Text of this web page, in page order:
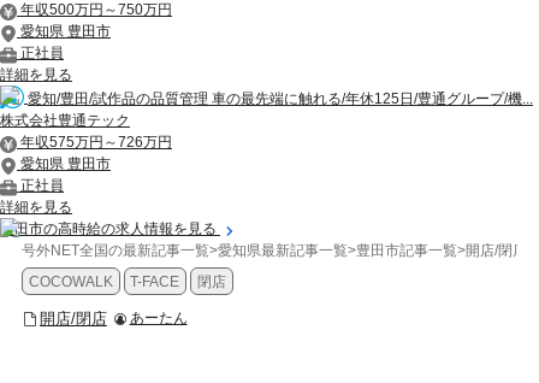
年収500万円～750万円
愛知県 豊田市
正社員
詳細を見る
愛知/豊田/試作品の品質管理 車の最先端に触れる/年休125日/豊通グループ/機...
株式会社豊通テック
年収575万円～726万円
愛知県 豊田市
正社員
詳細を見る
豊田市の高時給の求人情報を見る
号外NET全国の最新記事一覧>愛知県最新記事一覧>豊田市記事一覧>開店/閉店
COCOWALK
T-FACE 閉店
開店/閉店 あーたん